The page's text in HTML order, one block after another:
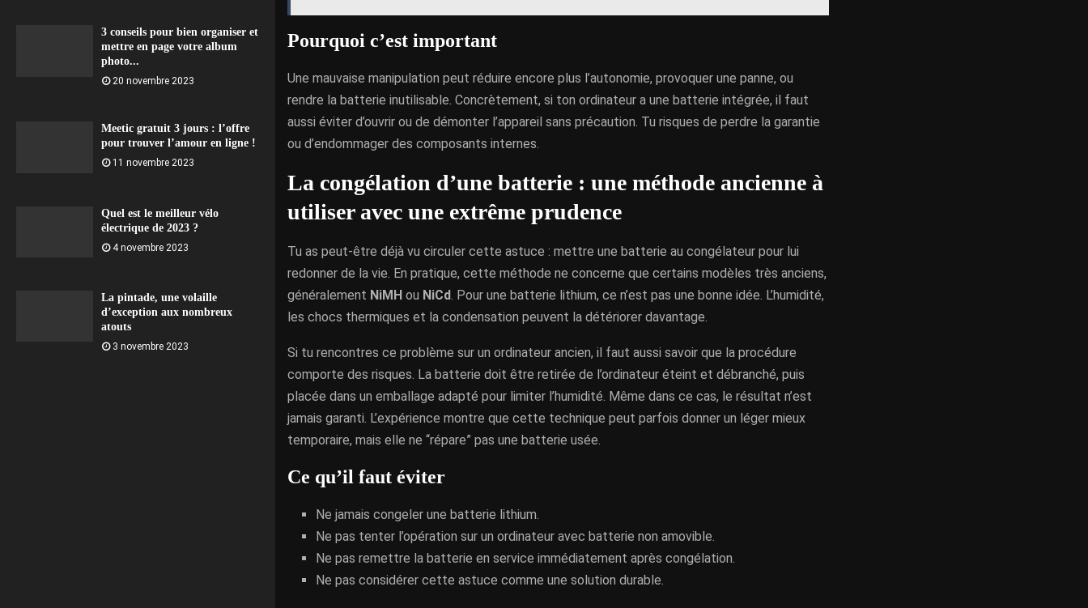
3 conseils pour bien organiser et
mettre en page votre album
photo...
20 novembre 2023
Meetic gratuit 3 jours : l’offre
pour trouver l’amour en ligne !
11 novembre 2023
Quel est le meilleur vélo
électrique de 2023 ?
4 novembre 2023
La pintade, une volaille
d’exception aux nombreux
atouts
3 novembre 2023
Pourquoi c’est important
Une mauvaise manipulation peut réduire encore plus l’autonomie, provoquer une panne, ou
rendre la batterie inutilisable. Concrètement, si ton ordinateur a une batterie intégrée, il faut
aussi éviter d’ouvrir ou de démonter l’appareil sans précaution. Tu risques de perdre la garantie
ou d’endommager des composants internes.
La congélation d’une batterie : une méthode ancienne à
utiliser avec une extrême prudence
Tu as peut-être déjà vu circuler cette astuce : mettre une batterie au congélateur pour lui
redonner de la vie. En pratique, cette méthode ne concerne que certains modèles très anciens,
généralement NiMH ou NiCd. Pour une batterie lithium, ce n’est pas une bonne idée. L’humidité,
les chocs thermiques et la condensation peuvent la détériorer davantage.
Si tu rencontres ce problème sur un ordinateur ancien, il faut aussi savoir que la procédure
comporte des risques. La batterie doit être retirée de l’ordinateur éteint et débranché, puis
placée dans un emballage adapté pour limiter l’humidité. Même dans ce cas, le résultat n’est
jamais garanti. L’expérience montre que cette technique peut parfois donner un léger mieux
temporaire, mais elle ne “répare” pas une batterie usée.
Ce qu’il faut éviter
Ne jamais congeler une batterie lithium.
Ne pas tenter l’opération sur un ordinateur avec batterie non amovible.
Ne pas remettre la batterie en service immédiatement après congélation.
Ne pas considérer cette astuce comme une solution durable.